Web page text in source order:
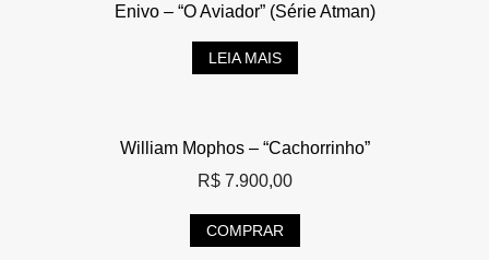
Enivo – “O Aviador” (Série Atman)
LEIA MAIS
William Mophos – “Cachorrinho”
R$7.900,00
COMPRAR